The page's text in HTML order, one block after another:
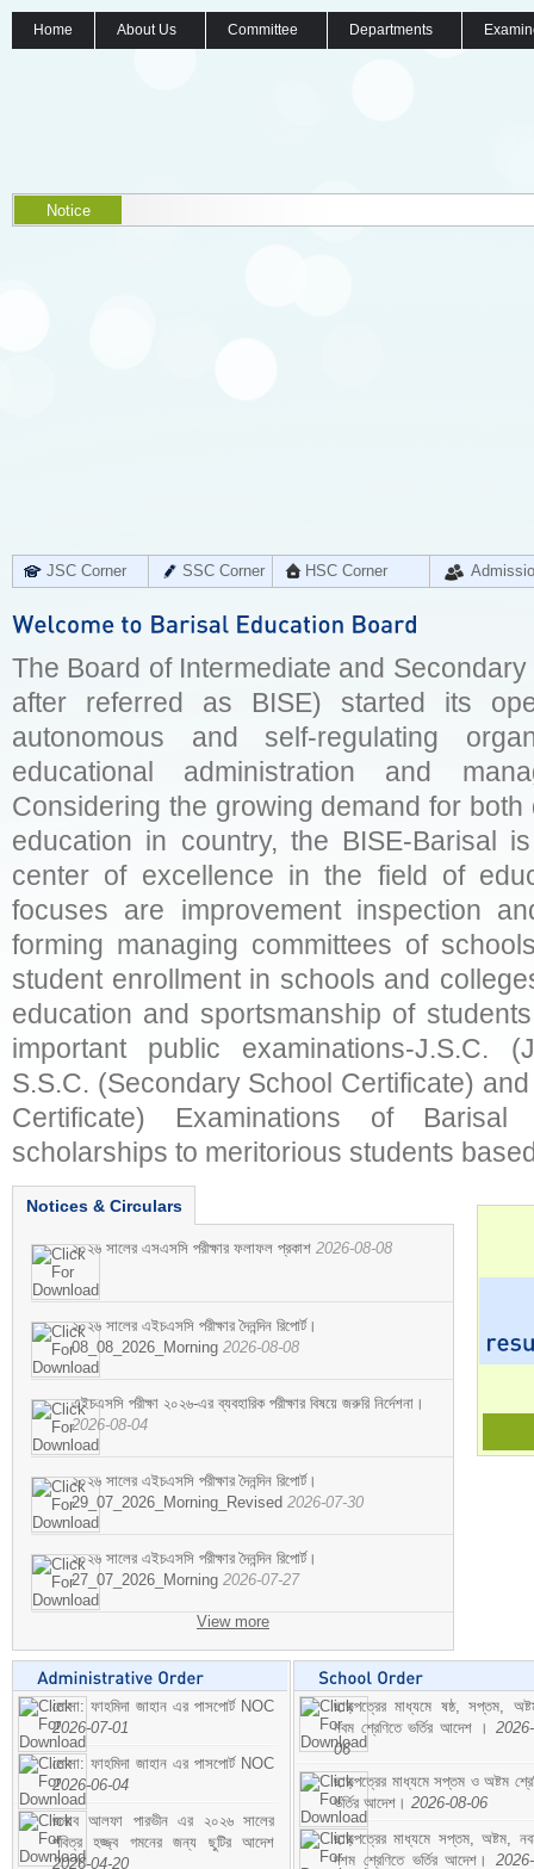
Home About Us Committee Departments
Notice
JSC Corner SSC Corner HSC Corner
The Board of Intermediate and
after referred as BISE) started its
autonomous and self-regulating
educational administration and
Considering the growing demand for
education in country, the BISE-Barisal
center of excellence in the field of
focuses are improvement inspection
forming managing committees of
student enrollment in schools and
education and sportsmanship of
important public examinations-J.S.C.
S.S.C. (Secondary School Certificate)
Certificate) Examinations of
scholarships to meritorious students
Notices & Circulars
২০২৬ সালের এসএসসি পরীক্ষার ফলাফল প্রকাশ 2026-08-08
২০২৬ সালের এইচএসসি পরীক্ষার দৈনন্দিন রিপোর্ট।
08_08_2026_Morning 2026-08-08
এইচএসসি পরীক্ষা ২০২৬-এর ব্যবহারিক পরীক্ষার বিষয়ে জরুরি নির্দেশনা।
2026-08-04
২০২৬ সালের এইচএসসি পরীক্ষার দৈনন্দিন রিপোর্ট।
29_07_2026_Morning_Revised 2026-07-30
২০২৬ সালের এইচএসসি পরীক্ষার দৈনন্দিন রিপোর্ট।
27_07_2026_Morning 2026-07-27
View more
মোসা: ফাহমিদা জাহান এর পাসপোর্ট NOC
2026-07-01
মোসা: ফাহমিদা জাহান এর পাসপোর্ট NOC
2026-06-04
জনাব আলফা পারভীন এর ২০২৬ সালের
পবিত্র হজ্জ্ব গমনের জন্য ছুটির আদেশ
2026-04-20
ছাড়পত্রের মাধ্যমে ষষ্ঠ, সপ্তম,
নবম শ্রেণিতে ভর্তির আদেশ ।
06
ছাড়পত্রের মাধ্যমে সপ্তম ও অষ্টম
ভর্তির আদেশ। 2026-08-06
ছাড়পত্রের মাধ্যমে সপ্তম, অষ্টম,
দশম শ্রেণিতে ভর্তির আদেশ।